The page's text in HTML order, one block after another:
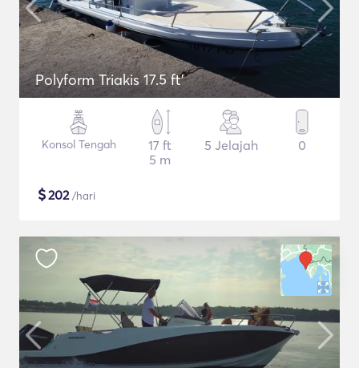
Polyform Triakis 17.5 ft'
Konsol Tengah
17 ft
5 m
5 Jelajah 0
$202/hari